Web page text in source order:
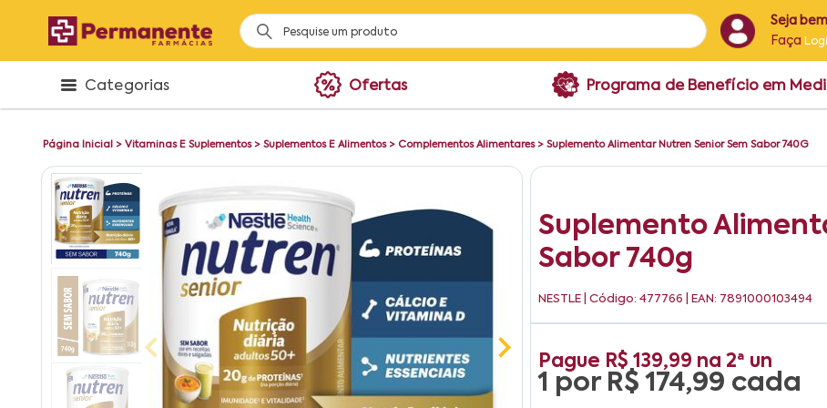
Seja
Faça
Categorias Ofertas Programa de Benefício em
Página Inicial > Vitaminas E Suplementos> Suplementos E Alimentos> Complementos Alimentares> Suplemento Alimentar Nutren Senior Sem Sabor 740G
Suplemento
Sabor 740g
NESTLE | Código: 477766 | EAN: 7891000103494
Pague R$ 139,99 na 2ª un
1 por R$ 174,99 cada